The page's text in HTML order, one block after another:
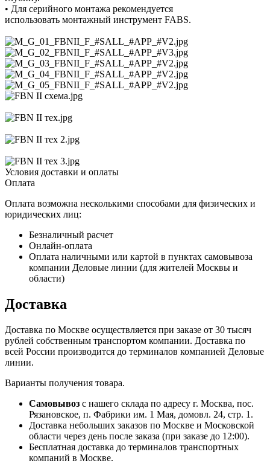
• Для серийного монтажа рекомендуется
использовать монтажный инструмент FABS.
Условия доставки и оплаты
Оплата
Оплата возможна несколькими способами для физических и
юридических лиц:
Безналичный расчет
Онлайн-оплата
Оплата наличными или картой в пунктах самовывоза
компании Деловые линии (для жителей Москвы и
области)
Доставка
Доставка по Москве осуществляется при заказе от 30 тысяч
рублей собственным транспортом компании. Доставка по
всей России производится до терминалов компанией Деловые
линии.
Варианты получения товара.
Самовывоз с нашего склада по адресу г. Москва, пос.
Рязановское, п. Фабрики им. 1 Мая, домовл. 24, стр. 1.
Доставка небольших заказов по Москве и Московской
области через день после заказа (при заказе до 12:00).
Бесплатная доставка до терминалов транспортных
компаний в Москве.